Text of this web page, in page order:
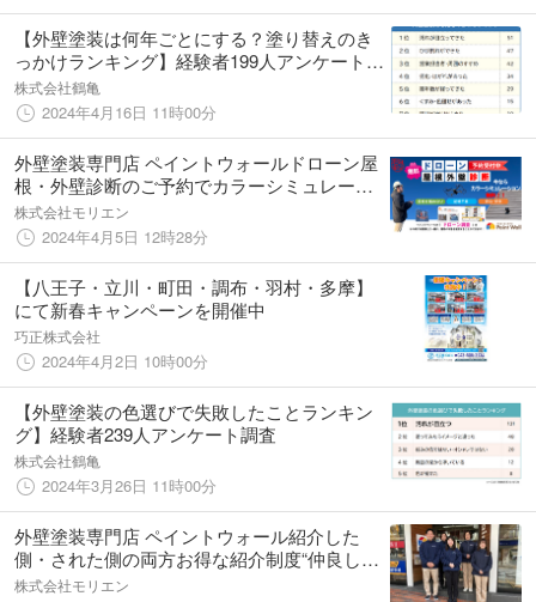
【外壁塗装は何年ごとにする？塗り替えのき
っかけランキング】経験者199人アンケート調
査
株式会社鶴亀
2024年4月16日 11時00分
外壁塗装専門店 ペイントウォールドローン屋
根・外壁診断のご予約でカラーシミュレーシ
ョン無料 期間：４月5日から６月9日まで
株式会社モリエン
2024年4月5日 12時28分
【八王子・立川・町田・調布・羽村・多摩】
にて新春キャンペーンを開催中
巧正株式会社
2024年4月2日 10時00分
【外壁塗装の色選びで失敗したことランキン
グ】経験者239人アンケート調査
株式会社鶴亀
2024年3月26日 11時00分
外壁塗装専門店 ペイントウォール紹介した
側・された側の両方お得な紹介制度“仲良しキ
ャンペーン”を期間限定で開催 期間：3月7日
株式会社モリエン